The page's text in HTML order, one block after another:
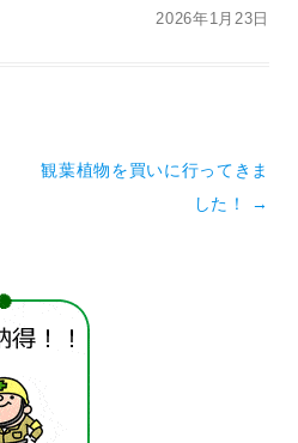
2026年1月23日
観葉植物を買いに行ってきま
した！
→